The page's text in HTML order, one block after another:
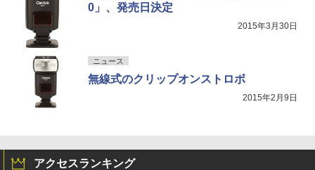
0」、発売日決定
2015年3月30日
ニュース
無線式のクリップオンストロボ
2015年2月9日
アクセスランキング